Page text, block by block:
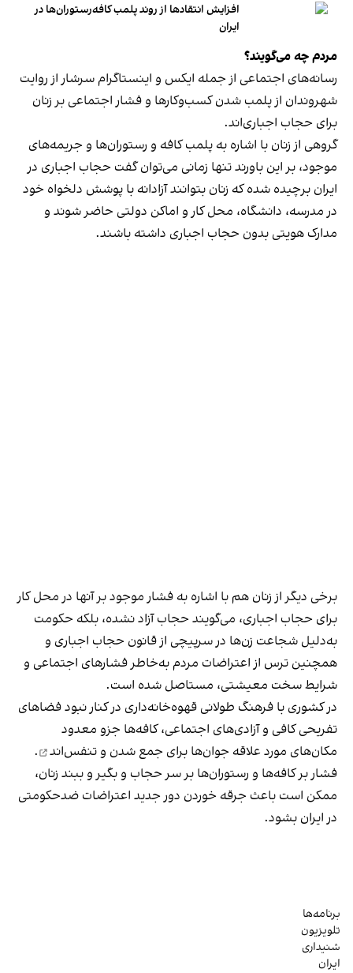
افزایش انتقادها از روند پلمب کافه‌رستوران‌ها در
ایران
مردم چه می‌گویند؟
رسانه‎‌های اجتماعی از جمله ایکس و اینستاگرام سرشار از روایت
شهروندان از پلمب شدن کسب‌وکارها و فشار اجتماعی بر زنان
برای حجاب اجباری‌اند.
گروهی از زنان با اشاره به پلمب کافه و رستوران‌ها و جریمه‌های
موجود، بر این باورند تنها زمانی می‌توان گفت حجاب اجباری در
ایران برچیده شده که زنان بتوانند آزادانه با پوشش دلخواه خود
در مدرسه، دانشگاه، محل کار و اماکن دولتی حاضر شوند و
مدارک هویتی بدون حجاب اجباری داشته باشند.
برخی دیگر از زنان هم با اشاره به فشار موجود بر آنها در محل کار
برای حجاب اجباری، می‌گویند حجاب آزاد نشده، بلکه حکومت
به‌دلیل شجاعت زن‌ها در سرپیچی از قانون حجاب اجباری و
همچنین ترس از اعتراضات مردم به‌خاطر فشارهای اجتماعی و
شرایط سخت معیشتی، مستاصل شده است.
در کشوری با فرهنگ طولانی قهوه‌‌خانه‌داری در کنار نبود فضاهای
تفریحی کافی و آزادی‌های اجتماعی، کافه‌ها جزو معدود
مکان‌های مورد علاقه جوان‌ها برای جمع شدن و تنفس‌اند
.
فشار بر کافه‌ها و رستوران‌ها بر سر حجاب و بگیر و ببند زنان،
ممکن است باعث جرقه خوردن دور جدید اعتراضات ضدحکومتی
در ایران بشود.
برنامه‌ها
تلویزیون
شنیداری
ایران